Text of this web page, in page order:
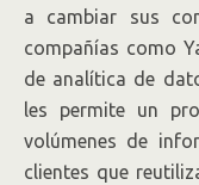
a cambiar sus
compañías como
de analítica de
les permite un
volúmenes de
clientes que